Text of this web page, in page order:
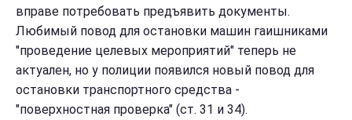
вправе потребовать предъявить документы.
Любимый повод для остановки машин гаишниками
"проведение целевых мероприятий" теперь не
актуален, но у полиции появился новый повод для
остановки транспортного средства -
"поверхностная проверка" (ст. 31 и 34).